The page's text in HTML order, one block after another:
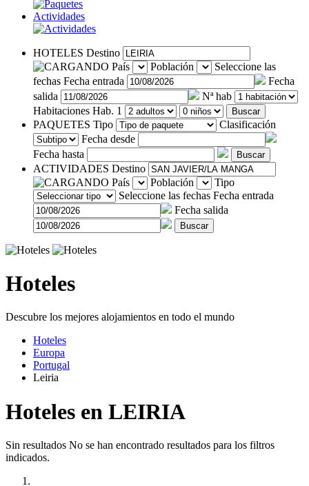
Actividades
HOTELES Destino
País
Población
Seleccione las
fechas Fecha entrada
Fecha
salida
Nª hab
Habitaciones Hab. 1 Buscar
PAQUETES Tipo
Clasificación
Fecha desde
Fecha hasta
Buscar
ACTIVIDADES Destino
País
Población
Tipo
Seleccione las fechas Fecha entrada
Fecha salida
Buscar
Hoteles
Descubre los mejores alojamientos en todo el mundo
Hoteles
Europa
Portugal
Leiria
Hoteles en LEIRIA
Sin resultados No se han encontrado resultados para los filtros
indicados.